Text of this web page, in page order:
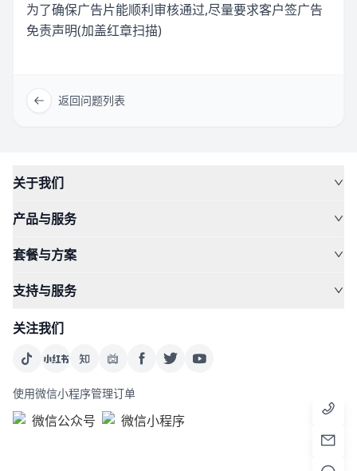
为了确保广告片能顺利审核通过,尽量要求客户签广告
免责声明(加盖红章扫描)
返回问题列表
关于我们
产品与服务
套餐与方案
支持与服务
关注我们
使用微信小程序管理订单